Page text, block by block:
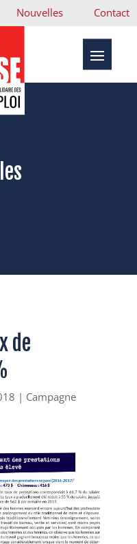
Nouvelles Contact
de
| Campagne